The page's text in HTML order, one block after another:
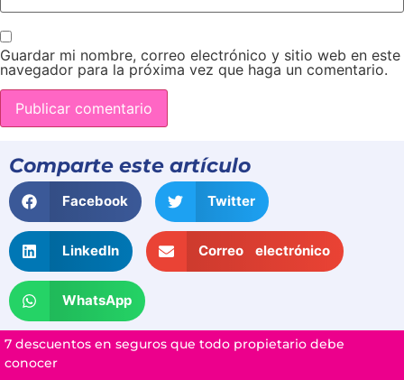
Guardar mi nombre, correo electrónico y sitio web en este
navegador para la próxima vez que haga un comentario.
Comparte este artículo
Facebook Twitter
LinkedIn Correo electrónico
WhatsApp
7 descuentos en seguros que todo propietario debe
conocer